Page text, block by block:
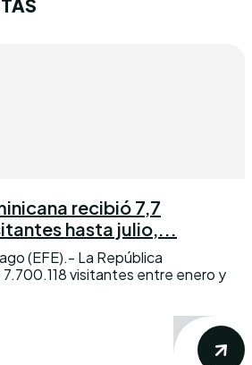
recibió 7,7
hasta julio,...
(EFE).- La República
visitantes entre enero y